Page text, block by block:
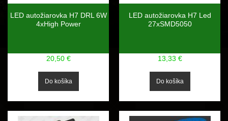
LED autožiarovka H7 DRL 6W
4xHigh Power
20,50 €
LED autožiarovka H7 Led
27xSMD5050
13,33 €